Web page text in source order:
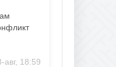
авг, 18:59